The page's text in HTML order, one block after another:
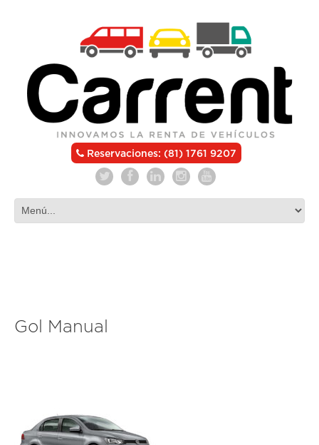
Reservaciones: (81) 1761 9207
Gol Manual